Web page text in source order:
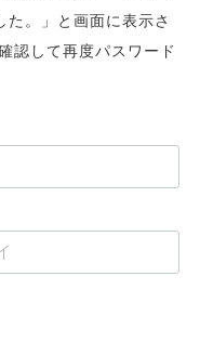
。」と画面に表示さ
認して再度パスワード